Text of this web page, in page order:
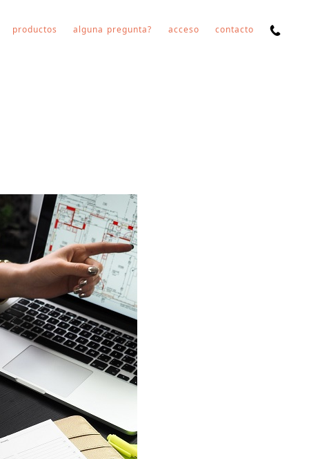
productos alguna pregunta? acceso contacto